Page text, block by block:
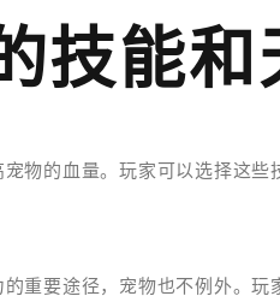
技能和
物的血量。玩家可以选择这
重要途径，宠物也不例外。